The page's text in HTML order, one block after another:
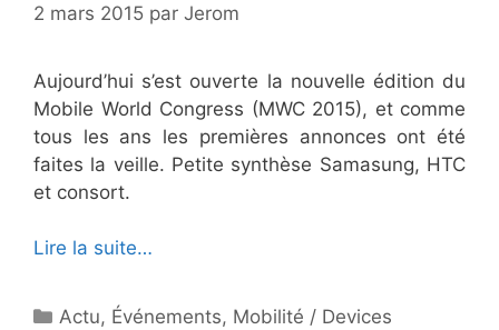
2 mars 2015 par Jerom
Aujourd’hui s’est ouverte la nouvelle édition du
Mobile World Congress (MWC 2015), et comme
tous les ans les premières annonces ont été
faites la veille. Petite synthèse Samasung, HTC
et consort.
Lire la suite…
Catégories
Actu, Événements, Mobilité / Devices